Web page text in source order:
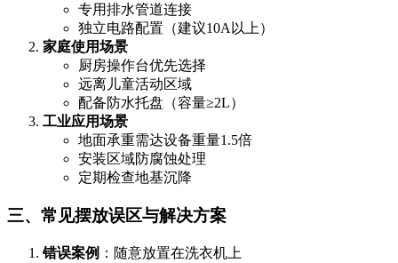
专用排水管道连接
独立电路配置（建议10A以上）
家庭使用场景
厨房操作台优先选择
远离儿童活动区域
配备防水托盘（容量≥2L）
工业应用场景
地面承重需达设备重量1.5倍
安装区域防腐蚀处理
定期检查地基沉降
三、常见摆放误区与解决方案
错误案例 ：随意放置在洗衣机上